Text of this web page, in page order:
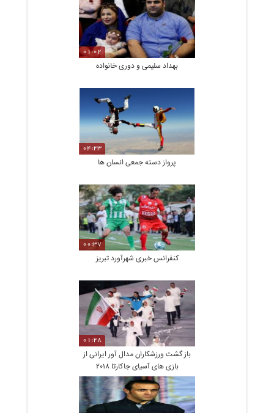
01:02
بهداد سلیمی و دوری خانواده
04:23
پرواز دسته جمعی انسان ها
00:37
کنفرانس خبری شهرآورد تبریز
01:28
باز گشت ورزشکاران مدال آور ایرانی از
بازی های آسیای جاکارتا 2018